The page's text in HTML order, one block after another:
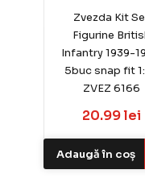
Zvezda Kit
Figurine
Infantry 1939-
5buc snap fit
ZVEZ 6166
20.99 lei
Adaugă în coș